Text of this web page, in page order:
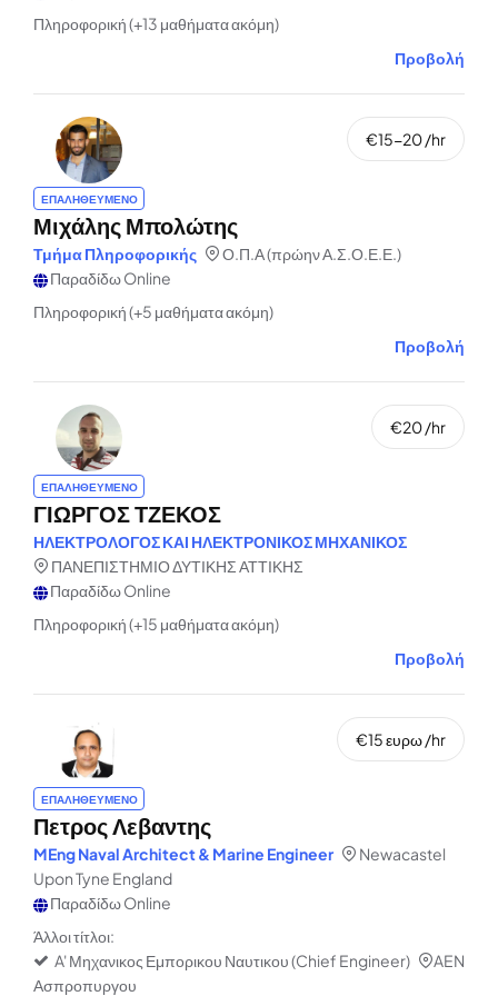
Πληροφορική (+13 μαθήματα ακόμη)
Προβολή
ΕΠΑΛΗΘΕΥΜΕΝΟ
Μιχάλης Μπολώτης
Τμήμα Πληροφορικής
Ο.Π.Α (πρώην Α.Σ.Ο.Ε.Ε.)
Παραδίδω Online
Πληροφορική (+5 μαθήματα ακόμη)
Προβολή
€15-20 /hr
ΕΠΑΛΗΘΕΥΜΕΝΟ
ΓΙΩΡΓΟΣ ΤΖΕΚΟΣ
ΗΛΕΚΤΡΟΛΟΓΟΣ ΚΑΙ ΗΛΕΚΤΡΟΝΙΚΟΣ ΜΗΧΑΝΙΚΟΣ
ΠΑΝΕΠΙΣΤΗΜΙΟ ΔΥΤΙΚΗΣ ΑΤΤΙΚΗΣ
Παραδίδω Online
Πληροφορική (+15 μαθήματα ακόμη)
Προβολή
€20 /hr
ΕΠΑΛΗΘΕΥΜΕΝΟ
Πετρος Λεβαντης
MEng Naval Architect & Marine Engineer
Newacastel
Upon Tyne England
Παραδίδω Online
Άλλοι τίτλοι:
A' Μηχανικος Εμπορικου Ναυτικου (Chief Engineer)
AEN
Ασπροπυργου
€15 ευρω /hr